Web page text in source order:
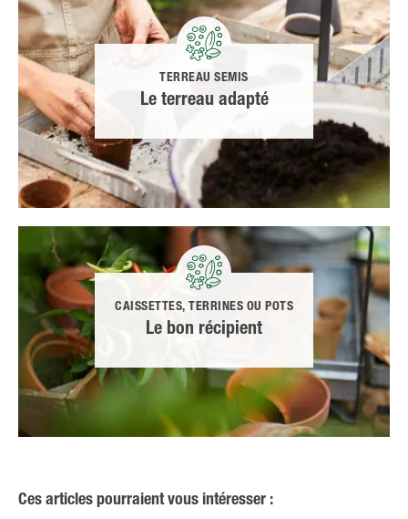
TERREAU SEMIS
Le terreau adapté
CAISSETTES, TERRINES OU POTS
Le bon récipient
Ces articles pourraient vous intéresser :